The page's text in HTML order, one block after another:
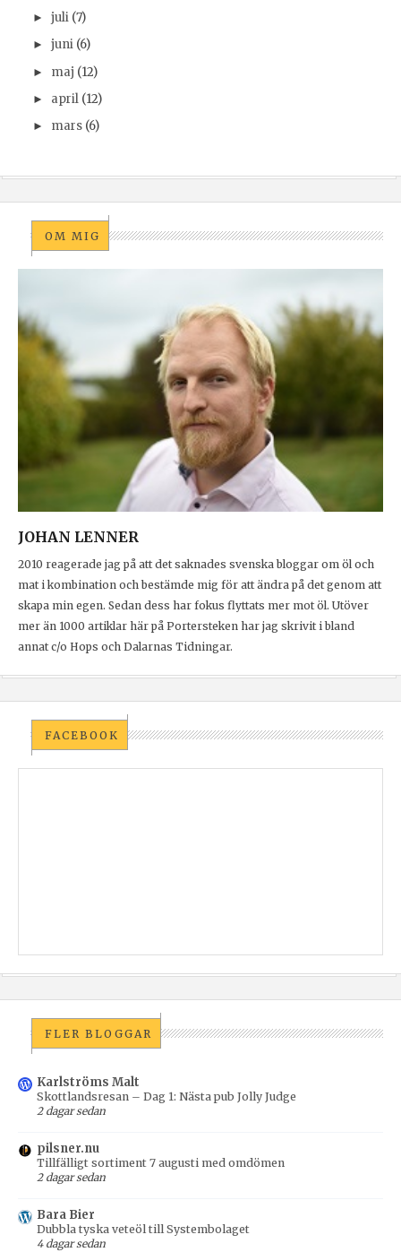
► juli (7)
► juni (6)
► maj (12)
► april (12)
► mars (6)
OM MIG
JOHAN LENNER
2010 reagerade jag på att det saknades svenska bloggar om öl och
mat i kombination och bestämde mig för att ändra på det genom att
skapa min egen. Sedan dess har fokus flyttats mer mot öl. Utöver
mer än 1000 artiklar här på Portersteken har jag skrivit i bland
annat c/o Hops och Dalarnas Tidningar.
FACEBOOK
FLER BLOGGAR
Karlströms Malt
Skottlandsresan – Dag 1: Nästa pub Jolly Judge
2 dagar sedan
pilsner.nu
Tillfälligt sortiment 7 augusti med omdömen
2 dagar sedan
Bara Bier
Dubbla tyska veteöl till Systembolaget
4 dagar sedan